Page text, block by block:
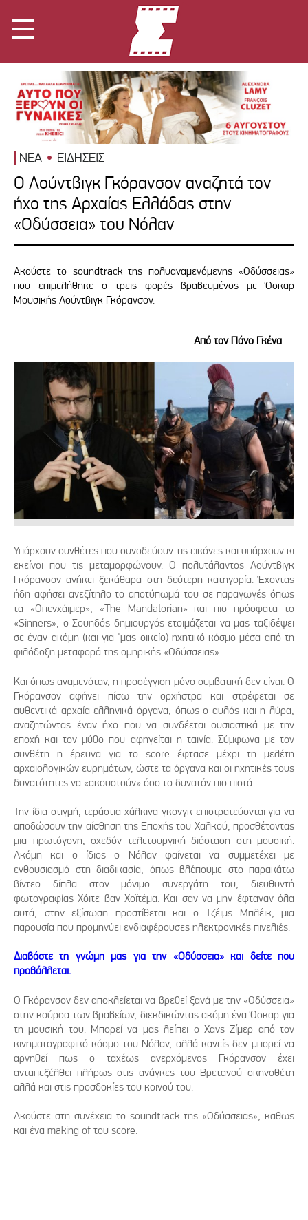
ΝΕΑ ΕΙΔΗΣΕΙΣ
Ο Λούντβιγκ Γκόρανσον αναζητά τον
ήχο της Αρχαίας Ελλάδας στην
«Οδύσσεια» του Νόλαν
Ακούστε το soundtrack της πολυαναμενόμενης «Οδύσσειας»
που επιμελήθηκε ο τρεις φορές βραβευμένος με Όσκαρ
Μουσικής Λούντβιγκ Γκόρανσον.
Από τον Πάνο Γκένα
Υπάρχουν συνθέτες που συνοδεύουν τις εικόνες και υπάρχουν κι
εκείνοι που τις μεταμορφώνουν. Ο πολυτάλαντος Λούντβιγκ
Γκόρανσον ανήκει ξεκάθαρα στη δεύτερη κατηγορία. Έχοντας
ήδη αφήσει ανεξίτηλο το αποτύπωμά του σε παραγωγές όπως
τα «Οπενχάιμερ», «The Mandalorian» και πιο πρόσφατα το
«Sinners», ο Σουηδός δημιουργός ετοιμάζεται να μας ταξιδέψει
σε έναν ακόμη (και για 'μας οικείο) ηχητικό κόσμο μέσα από τη
φιλόδοξη μεταφορά της ομηρικής «Οδύσσειας».
Και όπως αναμενόταν, η προσέγγιση μόνο συμβατική δεν είναι. Ο
Γκόρανσον αφήνει πίσω την ορχήστρα και στρέφεται σε
αυθεντικά αρχαία ελληνικά όργανα, όπως ο αυλός και η λύρα,
αναζητώντας έναν ήχο που να συνδέεται ουσιαστικά με την
εποχή και τον μύθο που αφηγείται η ταινία. Σύμφωνα με τον
συνθέτη η έρευνα για το score έφτασε μέχρι τη μελέτη
αρχαιολογικών ευρημάτων, ώστε τα όργανα και οι ηχητικές τους
δυνατότητες να «ακουστούν» όσο το δυνατόν πιο πιστά.
Την ίδια στιγμή, τεράστια χάλκινα γκονγκ επιστρατεύονται για να
αποδώσουν την αίσθηση της Εποχής του Χαλκού, προσθέτοντας
μια πρωτόγονη, σχεδόν τελετουργική διάσταση στη μουσική.
Ακόμη και ο ίδιος ο Νόλαν φαίνεται να συμμετέχει με
ενθουσιασμό στη διαδικασία, όπως βλέπουμε στο παρακάτω
βίντεο δίπλα στον μόνιμο συνεργάτη του, διευθυντή
φωτογραφίας Χόιτε βαν Χοϊτέμα. Και σαν να μην έφταναν όλα
αυτά, στην εξίσωση προστίθεται και ο Τζέιμς Μπλέικ, μια
παρουσία που προμηνύει ενδιαφέρουσες ηλεκτρονικές πινελιές.
Διαβάστε τη γνώμη μας για την «Οδύσσεια» και δείτε που
προβάλλεται.
Ο Γκόρανσον δεν αποκλείεται να βρεθεί ξανά με την «Οδύσσεια»
στην κούρσα των βραβείων, διεκδικώντας ακόμη ένα Όσκαρ για
τη μουσική του. Μπορεί να μας λείπει ο Χανς Ζίμερ από τον
κινηματογραφικό κόσμο του Νόλαν, αλλά κανείς δεν μπορεί να
αρνηθεί πως ο ταχέως ανερχόμενος Γκόρανσον έχει
ανταπεξέλθει πλήρως στις ανάγκες του Βρετανού σκηνοθέτη
αλλά και στις προσδοκίες του κοινού του.
Ακούστε στη συνέχεια το soundtrack της «Οδύσσειας», καθως
και ένα making of του score.